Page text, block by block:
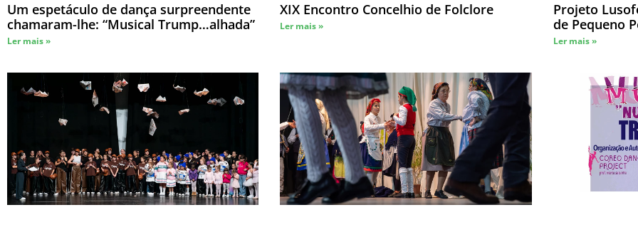
Um espetáculo de dança surpreendente
chamaram-lhe: “Musical Trump…alhada”
Ler mais »
XIX Encontro Concelhio de Folclore
Ler mais »
Projeto
de Pequeno
Ler mais »